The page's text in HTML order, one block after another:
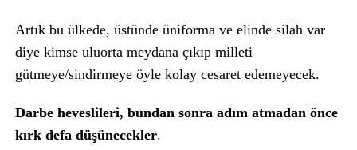
Artık bu ülkede, üstünde üniforma ve elinde silah var
diye kimse uluorta meydana çıkıp milleti
gütmeye/sindirmeye öyle kolay cesaret edemeyecek.
Darbe heveslileri, bundan sonra adım atmadan önce
kırk defa düşünecekler.